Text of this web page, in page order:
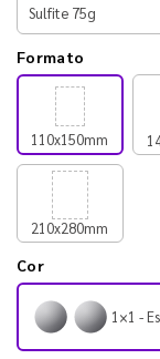
Formato
110x150mm
210x280mm
Cor
1×1 -